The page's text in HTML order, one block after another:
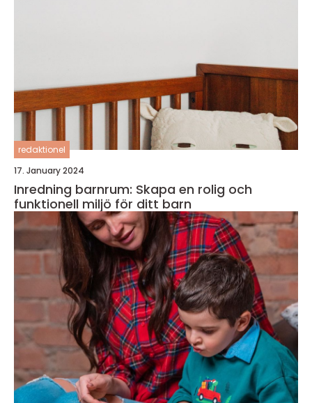
redaktionel
17. January 2024
Inredning barnrum: Skapa en rolig och
funktionell miljö för ditt barn